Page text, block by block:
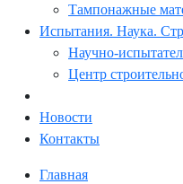
Тампонажные
Испытания. Наука.
Научно-
Центр
Новости
Контакты
Главная